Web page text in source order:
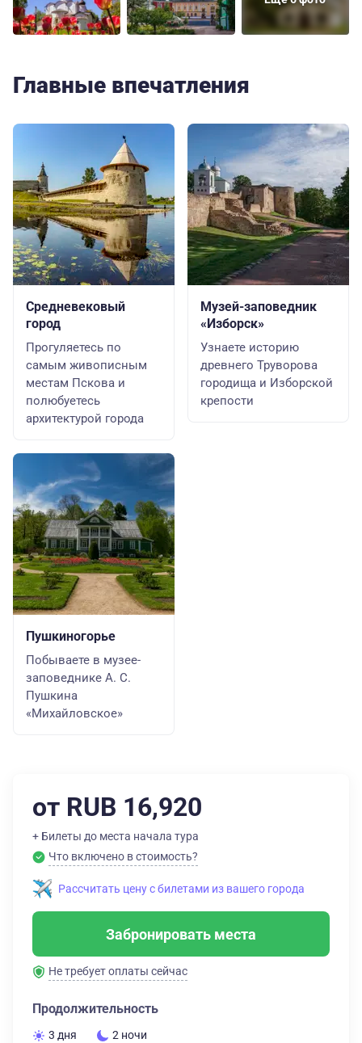
Главные впечатления
Средневековый
город
Прогуляетесь по
самым живописным
местам Пскова и
полюбуетесь
архитектурой города
Пушкиногорье
Побываете в музее-
заповеднике А. С.
Пушкина
«Михайловское»
Музей-заповедник
«Изборск»
Узнаете историю
древнего Труворова
городища и Изборской
крепости
от RUB 16,920
+ Билеты до места начала тура
Что включено в стоимость?
Рассчитать цену с билетами из вашего города
Забронировать места
Не требует оплаты сейчас
Продолжительность
3 дня 2 ночи